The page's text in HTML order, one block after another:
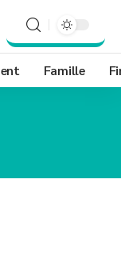
Famille